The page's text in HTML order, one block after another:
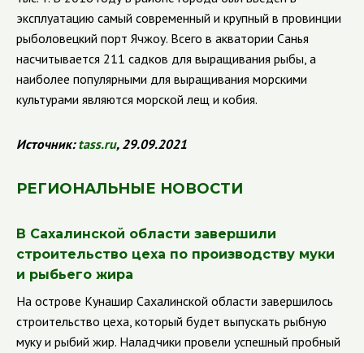
эксплуатацию самый современный и крупный в провинции
рыболовецкий порт Ячжоу. Всего в акватории Санья
насчитывается 211 садков для выращивания рыбы, а
наиболее популярными для выращивания морскими
культурами являются морской лещ и кобия.
Источник:tass.ru, 29.09.2021
РЕГИОНАЛЬНЫЕ НОВОСТИ
В Сахалинской области завершили
строительство цеха по производству муки
и рыбьего жира
На острове Кунашир Сахалинской области завершилось
строительство цеха, который будет выпускать рыбную
муку и рыбий жир. Наладчики провели успешный пробный